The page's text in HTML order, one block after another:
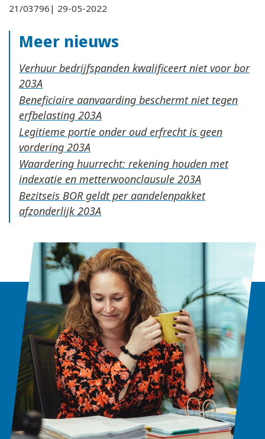
21/03796| 29-05-2022
Meer nieuws
Verhuur bedrijfspanden kwalificeert niet voor bor
Beneficiaire aanvaarding beschermt niet tegen
erfbelasting
Legitieme portie onder oud erfrecht is geen
vordering
Waardering huurrecht: rekening houden met
indexatie en metterwoonclausule
Bezitseis BOR geldt per aandelenpakket
afzonderlijk